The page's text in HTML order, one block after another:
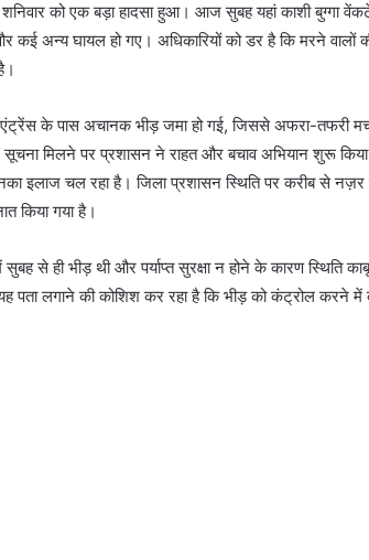
को एक बड़ा हादसा हुआ। आज सुबह यहां काशी बुग्गा
कई अन्य घायल हो गए। अधिकारियों को डर है कि मरने वालों
के एंट्रेंस के पास अचानक भीड़ जमा हो गई, जिससे अफरा-
मिलने पर प्रशासन ने राहत और बचाव अभियान शुरू
इलाज चल रहा है। जिला प्रशासन स्थिति पर करीब से
किया गया है।
सुबह से ही भीड़ थी और पर्याप्त सुरक्षा न होने के कारण स्थिति
लगाने की कोशिश कर रहा है कि भीड़ को कंट्रोल करने में